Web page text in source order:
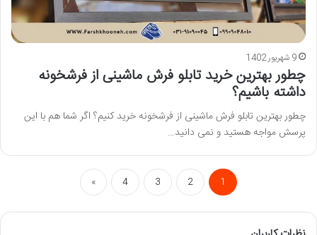
9 شهریور 1402
چطور بهترین خرید تابلو فرش ماشینی از فرشخونه
داشته باشیم؟
چطور بهترین تابلو فرش ماشینی از فرشخونه خرید کنیم؟ اگر شما هم با این
پرسش مواجه هستید و نمی دانید…
1
2
3
4
»